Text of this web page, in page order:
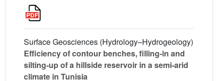
Surface Geosciences (Hydrology–Hydrogeology)
Efficiency of contour benches, filling-in and
silting-up of a hillside reservoir in a semi-arid
climate in Tunisia